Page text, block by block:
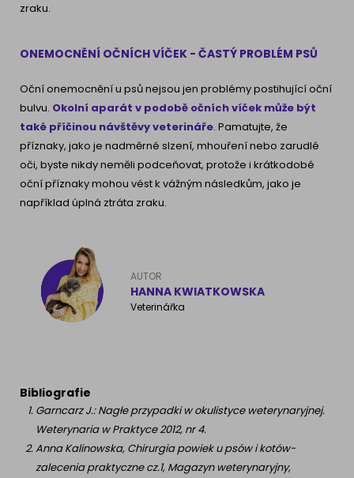
zraku.
ONEMOCNĚNÍ OČNÍCH VÍČEK - ČASTÝ PROBLÉM PSŮ
Oční onemocnění u psů nejsou jen problémy postihující oční
bulvu. Okolní aparát v podobě očních víček může být
také příčinou návštěvy veterináře. Pamatujte, že
příznaky, jako je nadměrné slzení, mhouření nebo zarudlé
oči, byste nikdy neměli podceňovat, protože i krátkodobé
oční příznaky mohou vést k vážným následkům, jako je
například úplná ztráta zraku.
AUTOR
HANNA KWIATKOWSKA
Veterinářka
Bibliografie
Garncarz J.: Nagłe przypadki w okulistyce weterynaryjnej.
Weterynaria w Praktyce 2012, nr 4.
Anna Kalinowska, Chirurgia powiek u psów i kotów-
zalecenia praktyczne cz.1, Magazyn weterynaryjny,